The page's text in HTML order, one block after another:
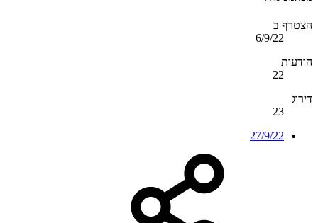
הצטרף ב
6/9/22
הודעות
22
דירוג
23
27/9/22